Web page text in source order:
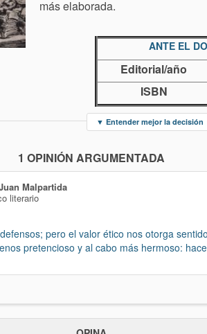
más elaborada.
ANTE EL
Editorial/año
ISBN
▼ Entender mejor la decisión
1 OPINIÓN ARGUMENTADA
Malpartida
literario
pero el valor ético nos otorga
pretencioso y al cabo más hermoso: